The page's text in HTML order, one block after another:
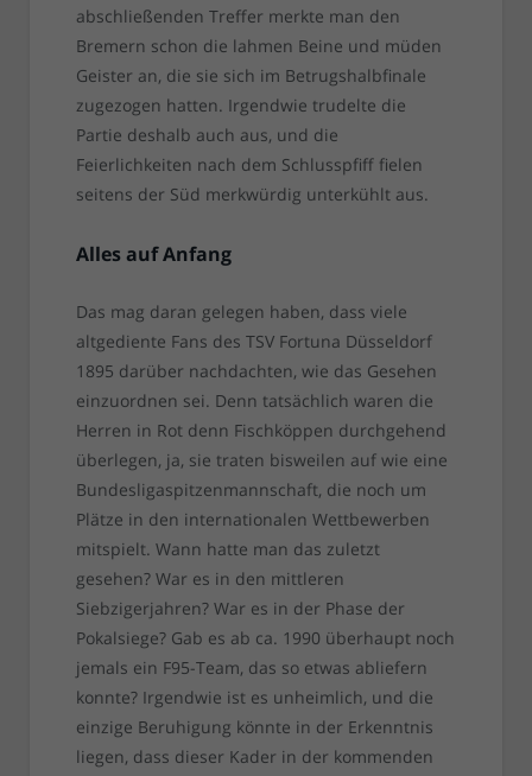
abschließenden Treffer merkte man den
Bremern schon die lahmen Beine und müden
Geister an, die sie sich im Betrugshalbfinale
zugezogen hatten. Irgendwie trudelte die
Partie deshalb auch aus, und die
Feierlichkeiten nach dem Schlusspfiff fielen
seitens der Süd merkwürdig unterkühlt aus.
Alles auf Anfang
Das mag daran gelegen haben, dass viele
altgediente Fans des TSV Fortuna Düsseldorf
1895 darüber nachdachten, wie das Gesehen
einzuordnen sei. Denn tatsächlich waren die
Herren in Rot denn Fischköppen durchgehend
überlegen, ja, sie traten bisweilen auf wie eine
Bundesligaspitzenmannschaft, die noch um
Plätze in den internationalen Wettbewerben
mitspielt. Wann hatte man das zuletzt
gesehen? War es in den mittleren
Siebzigerjahren? War es in der Phase der
Pokalsiege? Gab es ab ca. 1990 überhaupt noch
jemals ein F95-Team, das so etwas abliefern
konnte? Irgendwie ist es unheimlich, und die
einzige Beruhigung könnte in der Erkenntnis
liegen, dass dieser Kader in der kommenden